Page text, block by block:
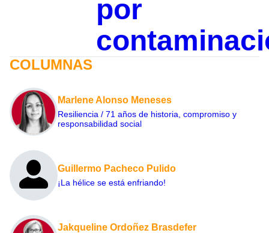
por
COLUMNAS
Marlene Alonso Meneses
Resiliencia / 71 años de historia, compromiso y
responsabilidad social
Guillermo Pacheco Pulido
¡La hélice se está enfriando!
Jakqueline Ordoñez Brasdefer